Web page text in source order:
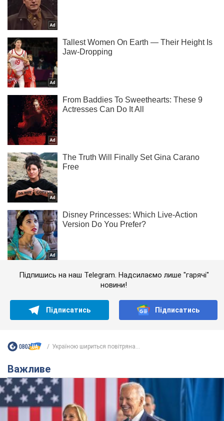
Підпишись на наш Telegram. Надсилаємо лише "гарячі"
новини!
Підписатись Підписатись
Україною шириться повітряна...
Важливе